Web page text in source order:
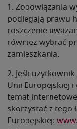
1. Zobowiązania
podlegają prawu
roszczenie
również wybrać
zamieszkania.
2. Jeśli
Unii Europejskiej i
temat
skorzystać z tego
Europejskiej: